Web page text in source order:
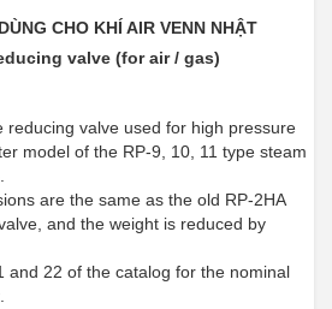
CHO KHÍ AIR VENN NHẬT
valve (for air / gas)
reducing valve used for high pressure
model of the RP-9, 10, 11 type steam
are the same as the old RP-2HA
and the weight is reduced by
and 22 of the catalog for the nominal